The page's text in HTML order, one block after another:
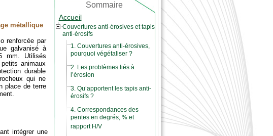
métallique
renforcée par
galvanisé à
mm. Utilisés
animaux
durable
qui ne
place de terre
intégrer une
Sommaire
Accueil
Couvertures anti-érosives et tapis
anti-érosifs
1. Couvertures anti-érosives,
pourquoi végétaliser ?
2. Les problèmes liés à
l’érosion
3. Qu’apportent les tapis anti-
érosifs ?
4. Correspondances des
pentes en degrés, % et
rapport H/V